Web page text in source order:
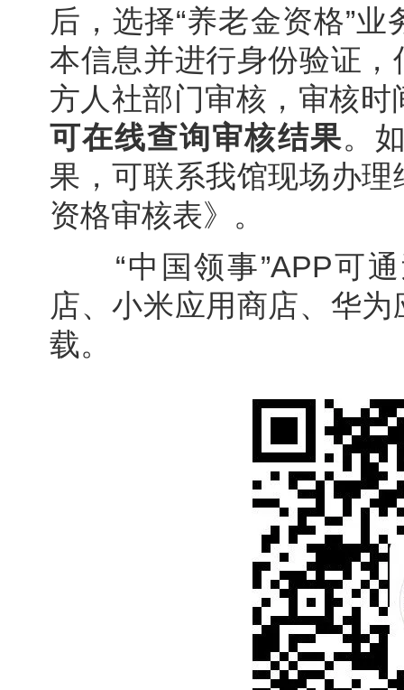
后，选择“养老金资格”
本信息并进行身份验证
方人社部门审核，审核
可在线查询审核结果。
果，可联系我馆现场办
资格审核表》。
“中国领事”APP可通
店、小米应用商店、华
载。